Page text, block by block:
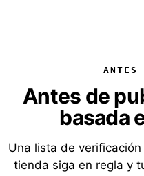
ANTES
Antes de
basada
Una lista de
tienda siga en regla y